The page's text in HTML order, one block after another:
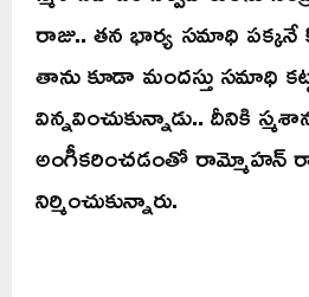
రాజు.. తన భార్య సమాధి పక్కనే
తాను కూడా మందస్తు సమాధి
విన్నవించుకున్నాడు.. దీనికి
అంగీకరించడంతో రామ్మోహన్
నిర్మించుకున్నారు.